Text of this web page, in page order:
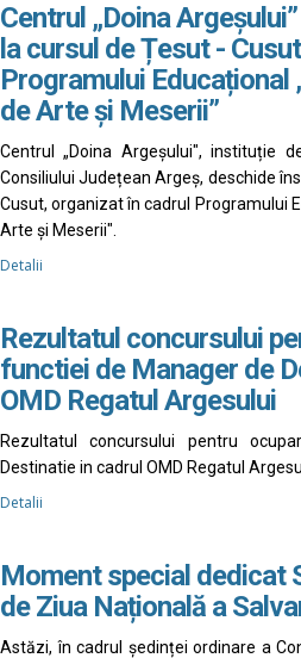
Centrul „Doina
la cursul de Țesut -
Programului Educațional
de Arte și Meserii”
Centrul „Doina Argeșului", instituție
Consiliului Județean Argeș, deschide
Cusut, organizat în cadrul Programului
Arte și Meserii".
Detalii
Rezultatul concursului
functiei de Manager de
OMD Regatul Argesului
Rezultatul concursului pentru
Destinatie in cadrul OMD Regatul
Detalii
Moment special dedicat
de Ziua Națională a
Astăzi, în cadrul ședinței ordinare a